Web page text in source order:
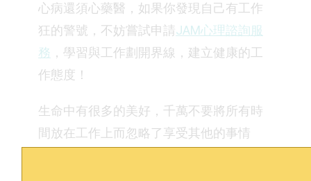
心病還須心藥醫，如果你發現自己有工作
狂的警號，不妨嘗試申請JAM心理諮詢服
務 ，學習與工作劃開界線，建立健康的工
作態度！
生命中有很多的美好，千萬不要將所有時
間放在工作上而忽略了享受其他的事情